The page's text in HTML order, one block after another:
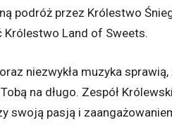
podróż przez Królestwo
Królestwo Land of Sweets.
niezwykła muzyka
na długo. Zespół
swoją pasją i